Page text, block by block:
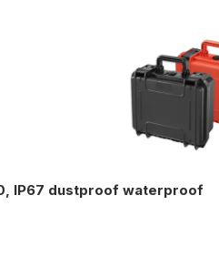
IP67 dustproof waterproof